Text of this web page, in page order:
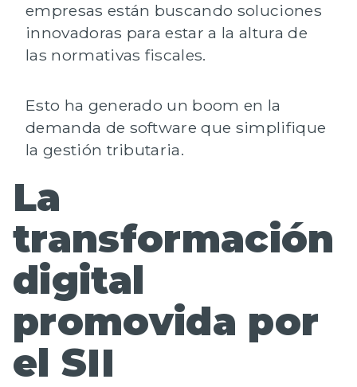
empresas están buscando soluciones
innovadoras para estar a la altura de
las normativas fiscales.
Esto ha generado un boom en la
demanda de software que simplifique
la gestión tributaria.
La
transformación
digital
promovida por
el SII